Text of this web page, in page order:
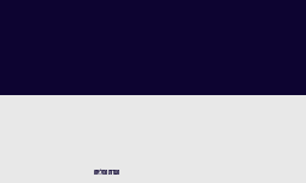
העדות המלאה